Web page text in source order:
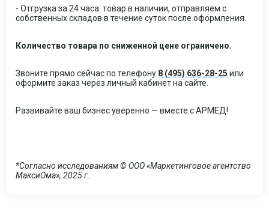
- Отгрузка за 24 часа: товар в наличии, отправляем с
собственных складов в течение суток после оформления.
Количество товара по сниженной цене ограничено.
Звоните прямо сейчас по телефону 8 (495) 636-28-25 или
оформите заказ через личный кабинет на сайте.
Развивайте ваш бизнес уверенно — вместе с АРМЕД!
*Согласно исследованиям © ООО «Маркетинговое агентство
МаксиОма», 2025 г.